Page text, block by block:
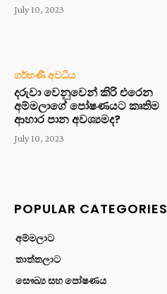
July 10, 2023
ගර්භණී අවධිය
දරුවා වෙනුවෙන් කිරි එරෙන
අම්මලාගේ පෝෂණයට කෘතිම
ආහාර පාන අවශ්‍යමද?
July 10, 2023
POPULAR CATEGORIES
අම්මලාට
තාත්තලාට
සෞඛ්‍ය සහ පෝෂණය